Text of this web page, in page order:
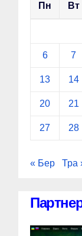
Пн Вт
6 7
13 14
20 21
27 28
« Бер Тра